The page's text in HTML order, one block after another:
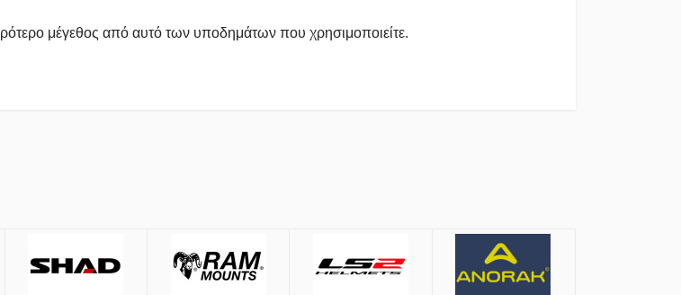
μέγεθος από αυτό των υποδημάτων που χρησιμοποιείτε.